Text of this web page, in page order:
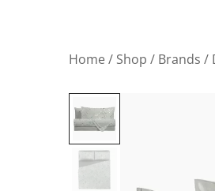
Home/ Shop / Brands /